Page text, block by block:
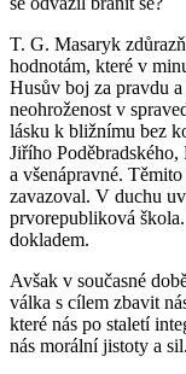
T. G. Masaryk
hodnotám, které v
Husův boj za pravdu
neohroženost v
lásku k bližnímu bez
Jiřího
a všenápravné.
zavazoval. V duchu
prvorepubliková
dokladem.
Avšak v současné
válka s cílem zbavit
které nás po staletí
nás morální jistoty a sil.